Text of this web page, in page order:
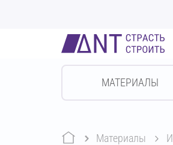
МАТЕРИАЛЫ
Материалы